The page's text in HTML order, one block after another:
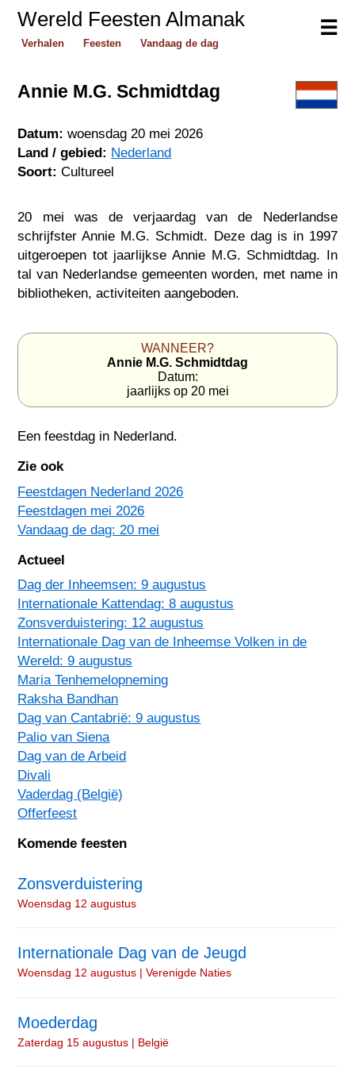
☰
Wereld Feesten Almanak
Verhalen Feesten Vandaag de dag
Annie M.G. Schmidtdag
Datum: woensdag 20 mei 2026
Land / gebied: Nederland
Soort: Cultureel
20 mei was de verjaardag van de Nederlandse
schrijfster Annie M.G. Schmidt. Deze dag is in 1997
uitgeroepen tot jaarlijkse Annie M.G. Schmidtdag. In
tal van Nederlandse gemeenten worden, met name in
bibliotheken, activiteiten aangeboden.
WANNEER?
Annie M.G. Schmidtdag
Datum:
jaarlijks op 20 mei
Een feestdag in Nederland.
Zie ook
Feestdagen Nederland 2026
Feestdagen mei 2026
Vandaag de dag: 20 mei
Actueel
Dag der Inheemsen: 9 augustus
Internationale Kattendag: 8 augustus
Zonsverduistering: 12 augustus
Internationale Dag van de Inheemse Volken in de
Wereld: 9 augustus
Maria Tenhemelopneming
Raksha Bandhan
Dag van Cantabrië: 9 augustus
Palio van Siena
Dag van de Arbeid
Divali
Vaderdag (België)
Offerfeest
Komende feesten
Zonsverduistering
Woensdag 12 augustus
Internationale Dag van de Jeugd
Woensdag 12 augustus | Verenigde Naties
Moederdag
Zaterdag 15 augustus | België